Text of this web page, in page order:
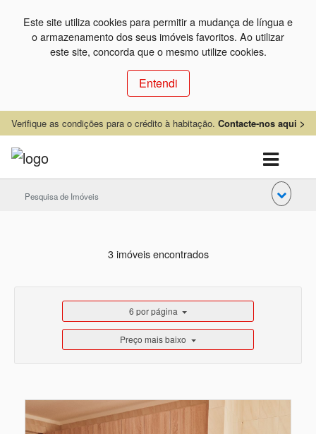
Este site utiliza cookies para permitir a mudança de língua e
o armazenamento dos seus imóveis favoritos. Ao utilizar
este site, concorda que o mesmo utilize cookies.
Entendi
Verifique as condições para o crédito à habitação. Contacte-nos aqui >
Pesquisa de Imóveis
3 imóveis encontrados
6 por página
Preço mais baixo